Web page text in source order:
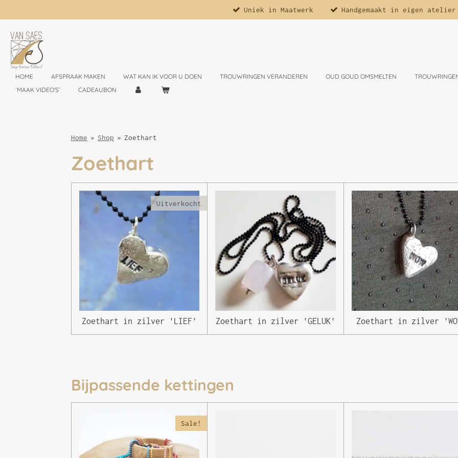
direct
naar
de
hoofdinhoud
Uniek in Maatwerk Handgemaakt in eigen atelier
HOME AFSPRAAK MAKEN WAT KAN IK VOOR U DOEN TROUWRINGEN VERANDEREN OUD GOUD OMSMELTEN
`MAAK VIDEO'S`
CADEAUBON
Home » Shop » Zoethart
Zoethart
Uitverkocht
Zoethart in zilver 'LIEF' Zoethart in zilver 'GELUK' Zoethart in zilver
Bijpassende kettingen
Sale!